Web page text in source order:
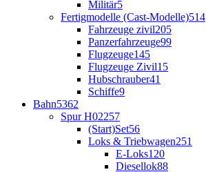
Militär5
Fertigmodelle (Cast-Modelle)514
Fahrzeuge zivil205
Panzerfahrzeuge99
Flugzeuge145
Flugzeuge Zivil15
Hubschrauber41
Schiffe9
Bahn5362
Spur H02257
(Start)Set56
Loks & Triebwagen251
E-Loks120
Diesellok88